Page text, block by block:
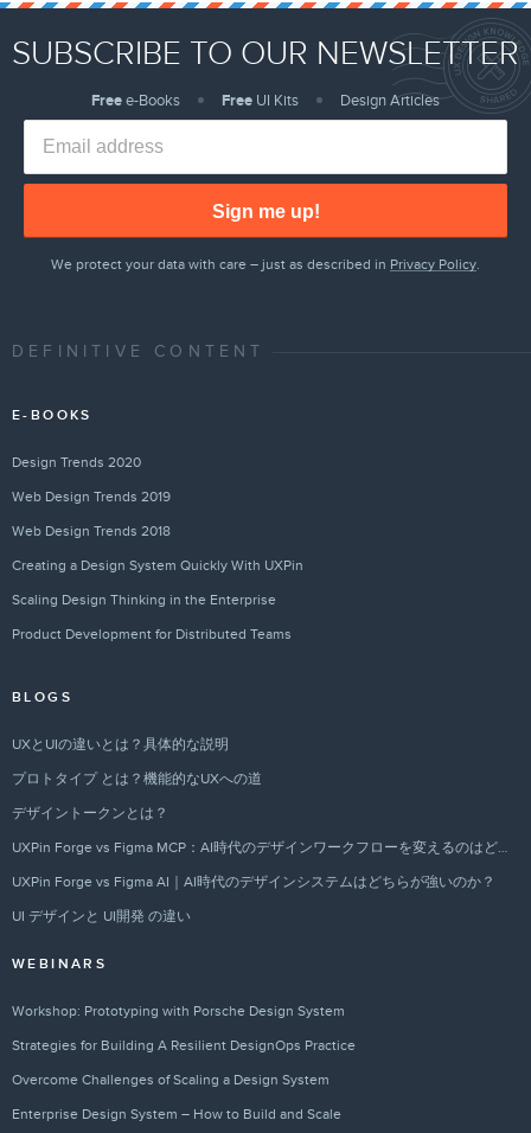
SUBSCRIBE TO OUR NEWSLETTER
Freee-Books Free UI Kits Design Articles
Sign me up!
We protect your data with care – just as described in Privacy Policy.
DEFINITIVE CONTENT
E-BOOKS
Design Trends 2020
Web Design Trends 2019
Web Design Trends 2018
Creating a Design System Quickly With UXPin
Scaling Design Thinking in the Enterprise
Product Development for Distributed Teams
BLOGS
UXとUIの違いとは？具体的な説明
プロトタイプ とは？機能的なUXへの道
デザイントークンとは？
UXPin Forge vs Figma MCP：AI時代のデザインワークフローを変えるのはどちらか？
UXPin Forge vs Figma AI｜AI時代のデザインシステムはどちらが強いのか？
UI デザインと UI開発 の違い
WEBINARS
Workshop: Prototyping with Porsche Design System
Strategies for Building A Resilient DesignOps Practice
Overcome Challenges of Scaling a Design System
Enterprise Design System – How to Build and Scale